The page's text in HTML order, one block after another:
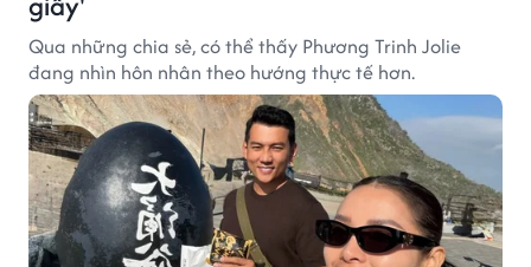
Qua những chia sẻ, có thể thấy Phương Trinh Jolie
đang nhìn hôn nhân theo hướng thực tế hơn.